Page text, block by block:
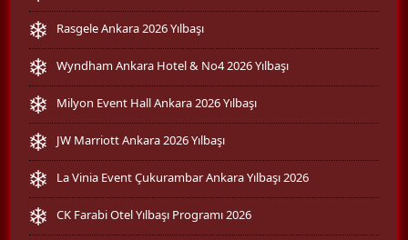
Rasgele Ankara 2026 Yılbaşı
Wyndham Ankara Hotel & No4 2026 Yılbaşı
Milyon Event Hall Ankara 2026 Yılbaşı
JW Marriott Ankara 2026 Yılbaşı
La Vinia Event Çukurambar Ankara Yılbaşı 2026
CK Farabi Otel Yılbaşı Programı 2026